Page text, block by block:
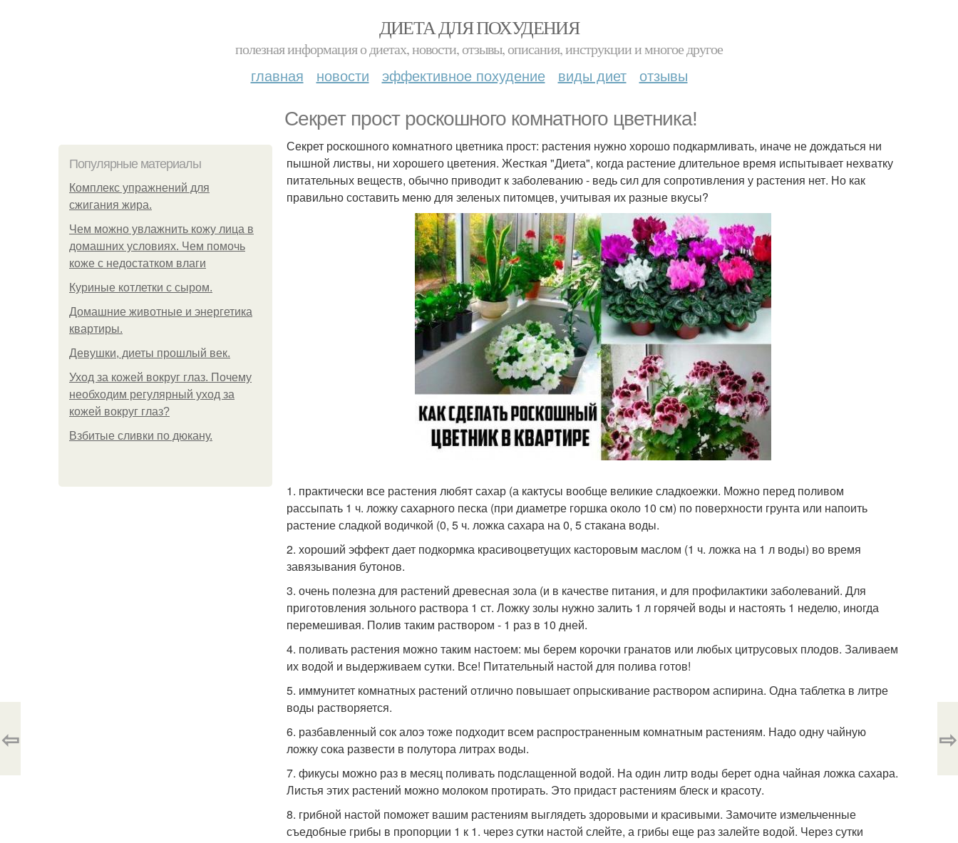
ДИЕТА ДЛЯ ПОХУДЕНИЯ
полезная информация о диетах, новости, отзывы, описания, инструкции и многое другое
главная новости эффективное похудение виды диет отзывы
Секрет прост роскошного комнатного цветника!
Популярные материалы
Комплекс упражнений для
сжигания жира.
Чем можно увлажнить кожу лица в
домашних условиях. Чем помочь
коже с недостатком влаги
Куриные котлетки с сыром.
Домашние животные и энергетика
квартиры.
Девушки, диеты прошлый век.
Уход за кожей вокруг глаз. Почему
необходим регулярный уход за
кожей вокруг глаз?
Взбитые сливки по дюкану.
Секрет роскошного комнатного цветника прост: растения нужно хорошо подкармливать, иначе не дождаться ни
пышной листвы, ни хорошего цветения. Жесткая "Диета", когда растение длительное время испытывает нехватку
питательных веществ, обычно приводит к заболеванию - ведь сил для сопротивления у растения нет. Но как
правильно составить меню для зеленых питомцев, учитывая их разные вкусы?
1. практически все растения любят сахар (а кактусы вообще великие сладкоежки. Можно перед поливом
рассыпать 1 ч. ложку сахарного песка (при диаметре горшка около 10 см) по поверхности грунта или напоить
растение сладкой водичкой (0, 5 ч. ложка сахара на 0, 5 стакана воды.
2. хороший эффект дает подкормка красивоцветущих касторовым маслом (1 ч. ложка на 1 л воды) во время
завязывания бутонов.
3. очень полезна для растений древесная зола (и в качестве питания, и для профилактики заболеваний. Для
приготовления зольного раствора 1 ст. Ложку золы нужно залить 1 л горячей воды и настоять 1 неделю, иногда
перемешивая. Полив таким раствором - 1 раз в 10 дней.
4. поливать растения можно таким настоем: мы берем корочки гранатов или любых цитрусовых плодов. Заливаем
их водой и выдерживаем сутки. Все! Питательный настой для полива готов!
5. иммунитет комнатных растений отлично повышает опрыскивание раствором аспирина. Одна таблетка в литре
воды растворяется.
6. разбавленный сок алоэ тоже подходит всем распространенным комнатным растениям. Надо одну чайную
ложку сока развести в полутора литрах воды.
7. фикусы можно раз в месяц поливать подслащенной водой. На один литр воды берет одна чайная ложка сахара.
Листья этих растений можно молоком протирать. Это придаст растениям блеск и красоту.
8. грибной настой поможет вашим растениям выглядеть здоровыми и красивыми. Замочите измельченные
съедобные грибы в пропорции 1 к 1. через сутки настой слейте, а грибы еще раз залейте водой. Через сутки
⇦ ⇨